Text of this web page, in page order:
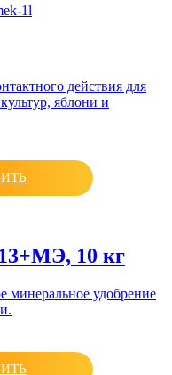
действия для
яблони и
10 кг
минеральное удобрение